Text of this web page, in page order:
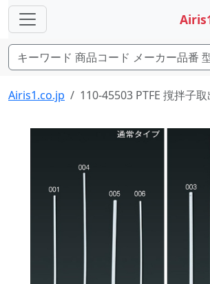
Airis1.co.jp 110-45503 PTFE 撹拌子